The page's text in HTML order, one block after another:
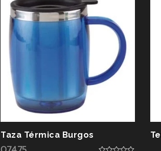
Taza Térmica Burgos